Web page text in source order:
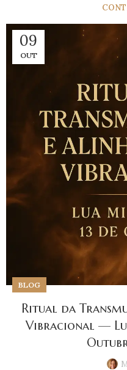
09
OUT
BLOG
Ritual da
Vibracional —